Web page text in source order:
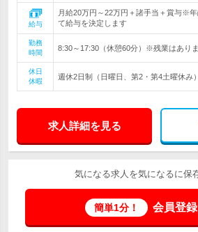
給与
月給20万円～22万円＋諸手当＋賞与※
て給与を決定します
勤務
時間
8:30～17:30（休憩60分）※残業はあり
休日
休暇
週休2日制（日曜日、第2・第4土曜休み
求人詳細を見る
気になる求人を気になるに保
簡単1分！ 会員登録